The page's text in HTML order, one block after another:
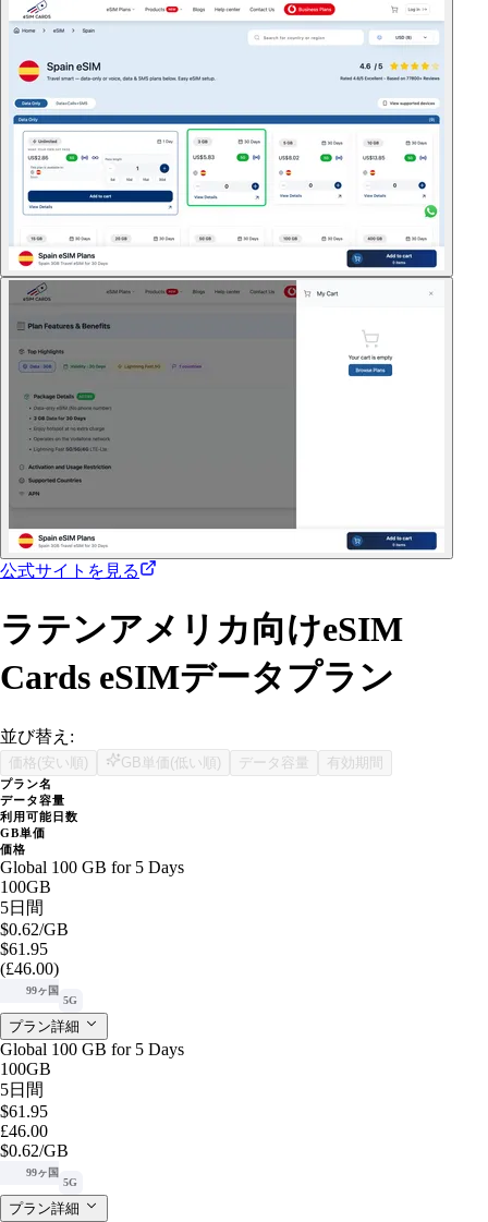
公式サイトを見る
ラテンアメリカ向けeSIM
Cards eSIMデータプラン
並び替え:
価格(安い順) GB単価(低い順) データ容量 有効期間
プラン名
データ容量
利用可能日数
GB単価
価格
Global 100 GB for 5 Days
100GB
5日間
$0.62/GB
$61.95
(£46.00)
99ヶ国
5G
プラン詳細
Global 100 GB for 5 Days
100GB
5日間
$61.95
£46.00
$0.62/GB
99ヶ国
5G
プラン詳細